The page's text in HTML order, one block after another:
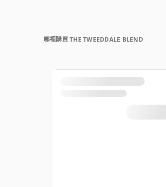
哪裡購買 THE TWEEDDALE BLEND